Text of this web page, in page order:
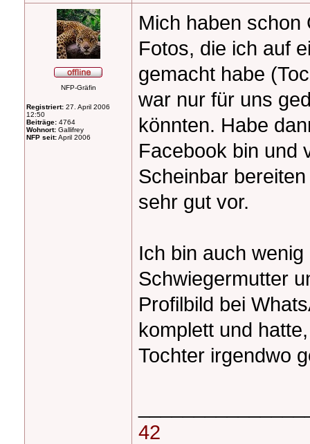
NFP-Gräfin
Registriert: 27. April 2006
12:50
Beiträge: 4764
Wohnort: Gallifrey
NFP seit:April 2006
Mich haben schon
Fotos, die ich auf
gemacht habe
war nur für uns
könnten. Habe
Facebook bin und
Scheinbar
sehr gut vor.
Ich bin auch
Schwiegermutter
Profilbild bei
komplett und
Tochter irgendwo
42